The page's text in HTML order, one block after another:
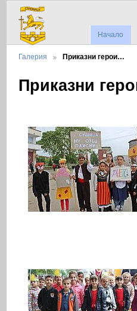
Начало
Галерия Приказни герои…
Приказни